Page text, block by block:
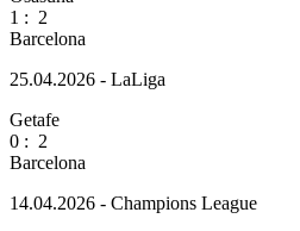
1 : 2
Barcelona
25.04.2026 - LaLiga
Getafe
0 : 2
Barcelona
14.04.2026 - Champions League